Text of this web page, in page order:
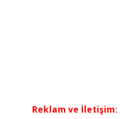
Reklam ve İletişim: